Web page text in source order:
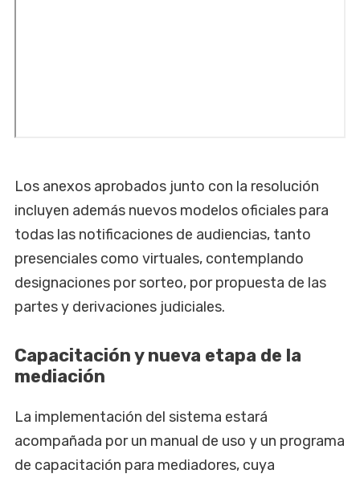
Los anexos aprobados junto con la resolución
incluyen además nuevos modelos oficiales para
todas las notificaciones de audiencias, tanto
presenciales como virtuales, contemplando
designaciones por sorteo, por propuesta de las
partes y derivaciones judiciales.
Capacitación y nueva etapa de la
mediación
La implementación del sistema estará
acompañada por un manual de uso y un programa
de capacitación para mediadores, cuya